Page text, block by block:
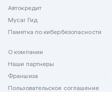
Автокредит
Mycar Гид
Памятка по кибербезопасности
О компании
Наши партнеры
Франшиза
Пользовательское соглашение